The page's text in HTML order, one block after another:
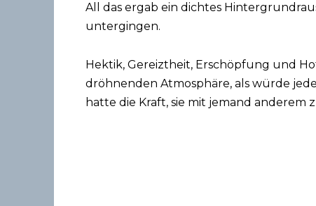
All das ergab ein dichtes
untergingen.
Hektik, Gereiztheit, Erschöpfung und
dröhnenden Atmosphäre, als würde
hatte die Kraft, sie mit jemand anderem